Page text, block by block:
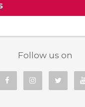
Follow us on